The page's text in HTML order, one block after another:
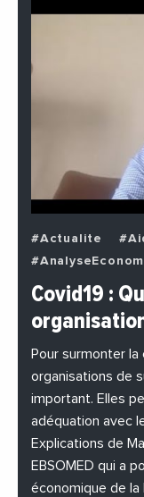
#Actualite
#BuzzNews
#EnDirectDe
Covid19 :
Pour surmonter la
organisations de
important. Elles
adéquation avec
Explications de
EBSOMED qui a
économique de la